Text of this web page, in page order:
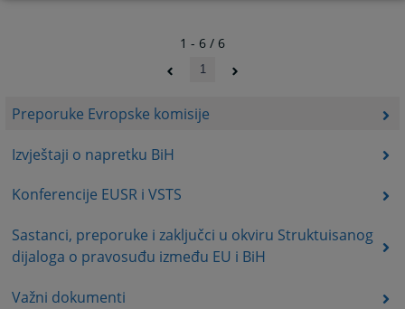
Preporuke Evropske komisije
Izvještaji o napretku BiH
Konferencije EUSR i VSTS
Sastanci, preporuke i zaključci u okviru Struktuisanog
dijaloga o pravosuđu između EU i BiH
Važni dokumenti
1 - 6 / 6
1